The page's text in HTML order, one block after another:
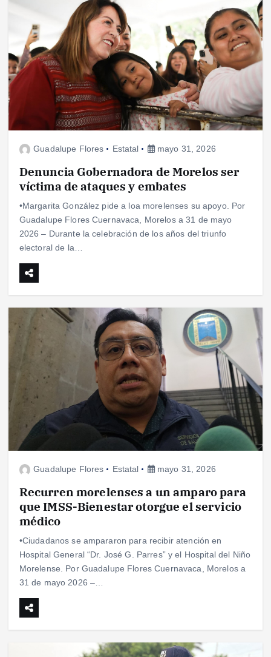
Guadalupe Flores Estatal mayo 31, 2026
Denuncia Gobernadora de Morelos ser
víctima de ataques y embates
•Margarita González pide a loa morelenses su apoyo. Por
Guadalupe Flores Cuernavaca, Morelos a 31 de mayo
2026 – Durante la celebración de los años del triunfo
electoral de la…
Guadalupe Flores Estatal mayo 31, 2026
Recurren morelenses a un amparo para
que IMSS-Bienestar otorgue el servicio
médico
•Ciudadanos se ampararon para recibir atención en
Hospital General “Dr. José G. Parres” y el Hospital del Niño
Morelense. Por Guadalupe Flores Cuernavaca, Morelos a
31 de mayo 2026 –…